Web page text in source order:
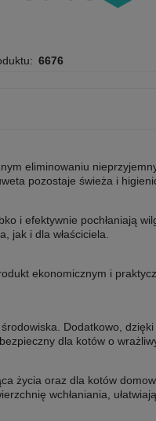
6676
eliminowaniu
pozostaje świeża i
i efektywnie pochłaniają
jak i dla właściciela.
ekonomicznym i
Dodatkowo,
dla kotów o
życia oraz dla kotów
wchłaniania,